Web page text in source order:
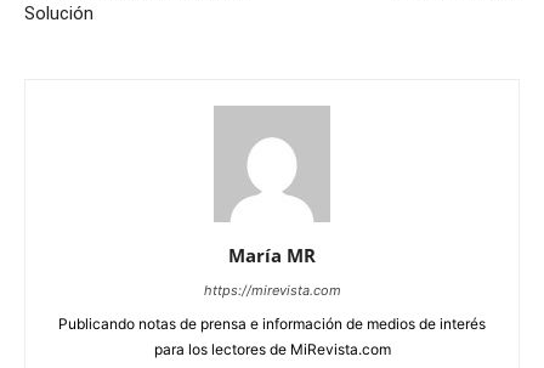
Solución
María MR
https://mirevista.com
Publicando notas de prensa e información de medios de interés
para los lectores de MiRevista.com